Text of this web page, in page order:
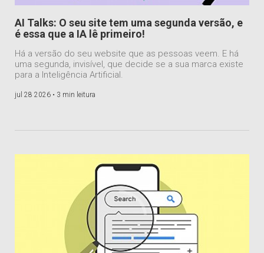
AI Talks: O seu site tem uma segunda versão, e
é essa que a IA lê primeiro!
Há a versão do seu website que as pessoas veem. E há
uma segunda, invisível, que decide se a sua marca existe
para a Inteligência Artificial.
jul 28 2026 • 3 min leitura